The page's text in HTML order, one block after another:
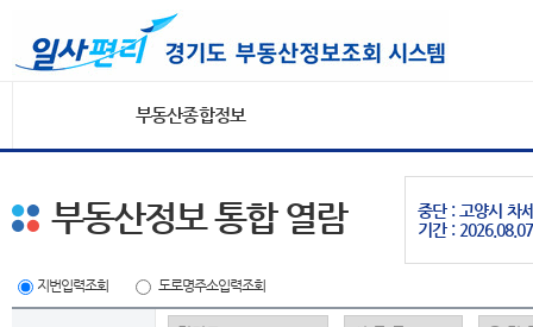
부동산종합정보
중단 : 고양시 차
기간 :
부동산정보 통합 열람
지번입력조회 도로명주소입력조회